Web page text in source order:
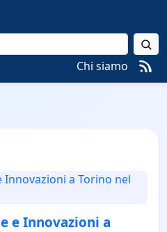
Chi siamo
e Innovazioni a